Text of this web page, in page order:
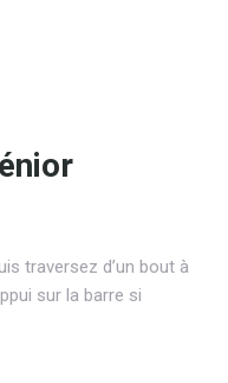
traversez d’un bout à
sur la barre si